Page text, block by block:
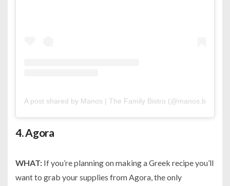
A post shared by Manos | The Family Bistro (@manos.bh)
4.Agora
WHAT: If you’re planning on making a Greek recipe you’ll
want to grab your supplies from Agora, the only